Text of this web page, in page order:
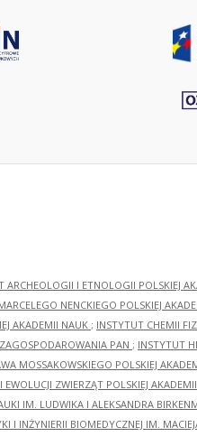
ARCHEOLOGII I ETNOLOGII POLSKIEJ
NENCKIEGO POLSKIEJ
AKADEMII NAUK ; INSTYTUT CHEMII
PAN ; INSTYTUT
MOSSAKOWSKIEGO POLSKIEJ
ZWIERZĄT POLSKIEJ
IM. LUDWIKA I ALEKSANDRA
I INŻYNIERII BIOMEDYCZNEJ IM.